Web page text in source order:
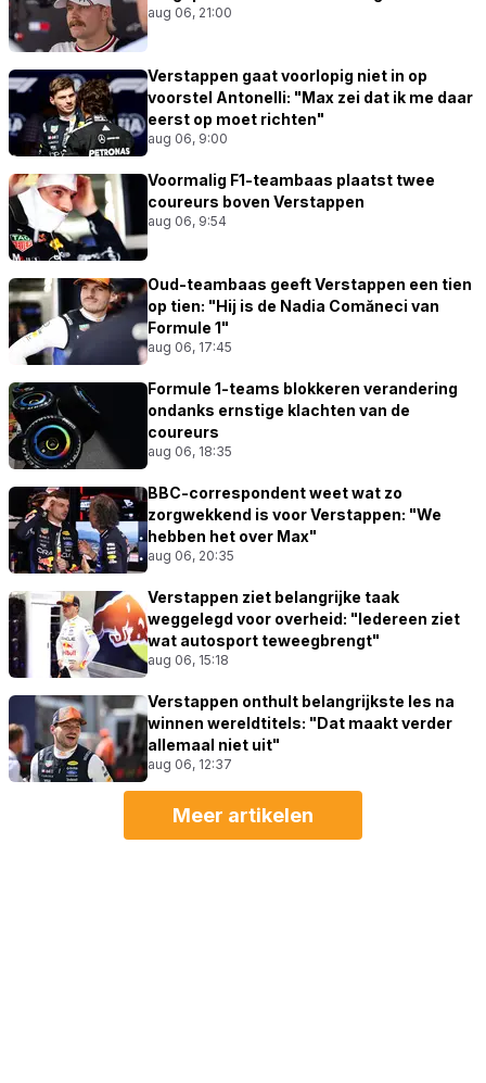
aug 06, 21:00
Verstappen gaat voorlopig niet in op
voorstel Antonelli: "Max zei dat ik me daar
eerst op moet richten"
aug 06, 9:00
Voormalig F1-teambaas plaatst twee
coureurs boven Verstappen
aug 06, 9:54
Oud-teambaas geeft Verstappen een tien
op tien: "Hij is de Nadia Comăneci van
Formule 1"
aug 06, 17:45
Formule 1-teams blokkeren verandering
ondanks ernstige klachten van de
coureurs
aug 06, 18:35
BBC-correspondent weet wat zo
zorgwekkend is voor Verstappen: "We
hebben het over Max"
aug 06, 20:35
Verstappen ziet belangrijke taak
weggelegd voor overheid: "Iedereen ziet
wat autosport teweegbrengt"
aug 06, 15:18
Verstappen onthult belangrijkste les na
winnen wereldtitels: "Dat maakt verder
allemaal niet uit"
aug 06, 12:37
Meer artikelen